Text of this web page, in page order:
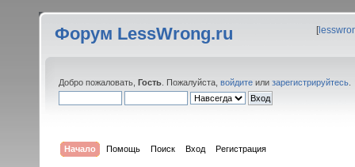
Форум LessWrong.ru [
Добро пожаловать, Гость . Пожалуйста, войдите или зарегистрируйтесь
Начало Помощь Поиск Вход Регистрация